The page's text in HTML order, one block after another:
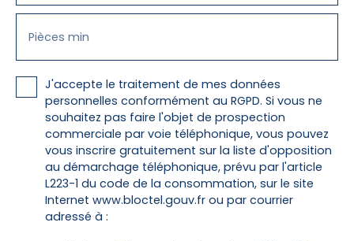
Pièces min
J'accepte le traitement de mes données
personnelles conformément au RGPD. Si vous ne
souhaitez pas faire l'objet de prospection
commerciale par voie téléphonique, vous pouvez
vous inscrire gratuitement sur la liste d'opposition
au démarchage téléphonique, prévu par l'article
L223-1 du code de la consommation, sur le site
Internet www.bloctel.gouv.fr ou par courrier
adressé à :